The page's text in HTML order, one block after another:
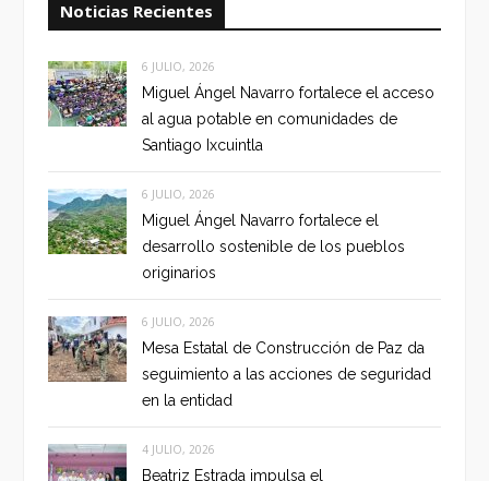
Noticias Recientes
6 JULIO, 2026
Miguel Ángel Navarro fortalece el acceso
al agua potable en comunidades de
Santiago Ixcuintla
6 JULIO, 2026
Miguel Ángel Navarro fortalece el
desarrollo sostenible de los pueblos
originarios
6 JULIO, 2026
Mesa Estatal de Construcción de Paz da
seguimiento a las acciones de seguridad
en la entidad
4 JULIO, 2026
Beatriz Estrada impulsa el